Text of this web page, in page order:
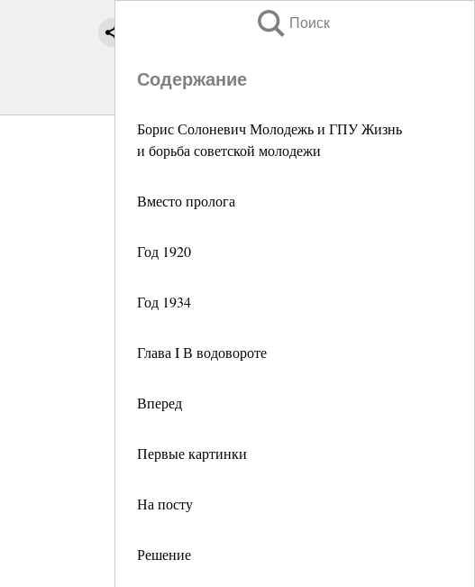
Поиск
Содержание
Борис Солоневич Молодежь и ГПУ Жизнь
и борьба советской молодежи
Вместо пролога
Год 1920
Год 1934
Глава I В водовороте
Вперед
Первые картинки
На посту
Решение